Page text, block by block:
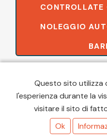
CONTROLLATE
NOLEGGIO
lascio questo articolo
diversi anni di esperienza
Noleggio auto in
trappole da evitare.
Questo sito utilizza
l'esperienza durante la
visitare il sito di
Ok